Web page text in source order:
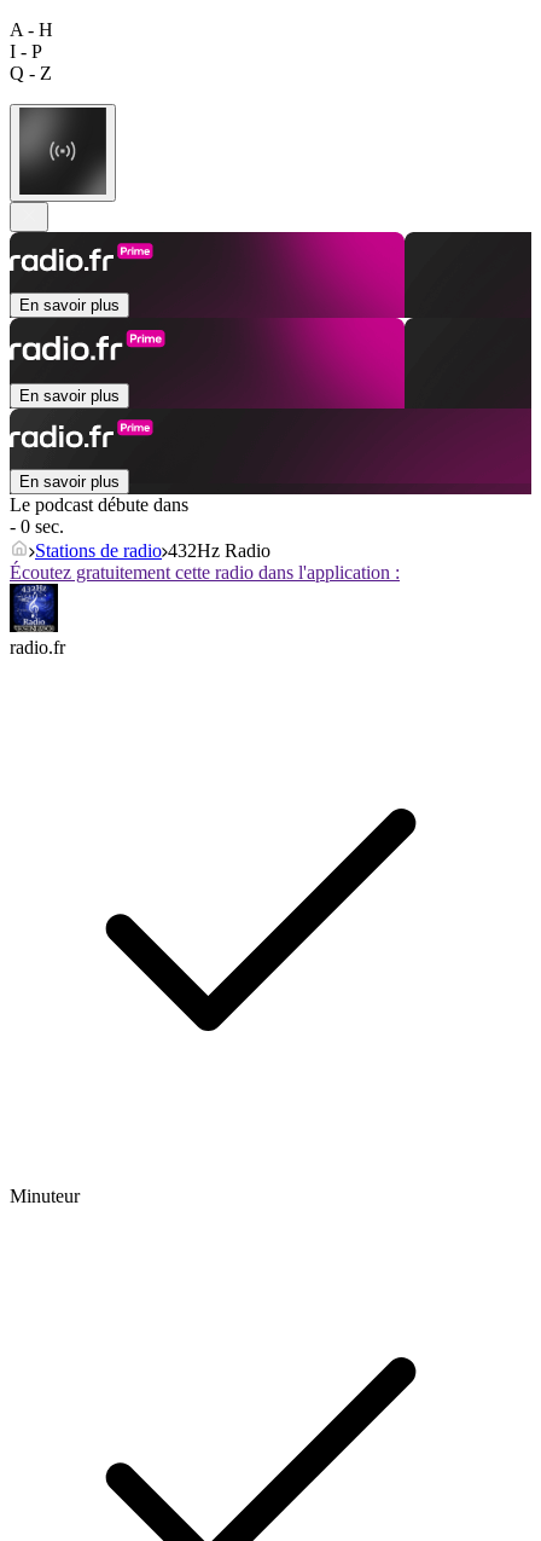
A - H
I - P
Q - Z
En savoir plus
En savoir plus
En savoir plus
Le podcast débute dans
- 0 sec.
Stations de radio 432Hz Radio
Écoutez gratuitement cette radio dans l'application :
radio.fr
Minuteur